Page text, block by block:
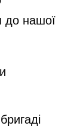
до нашої